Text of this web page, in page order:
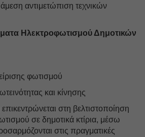
αντιμετώπιση τεχνικών
Ηλεκτροφωτισμού Δημοτικών
φωτισμού
και κίνησης
στη βελτιστοποίηση
σε δημοτικά κτίρια, μέσω
στις πραγματικές